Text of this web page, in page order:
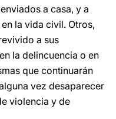
a casa, y a
la vida civil. Otros,
a sus
la delincuencia o en
que continuarán
vez desaparecer
violencia y de